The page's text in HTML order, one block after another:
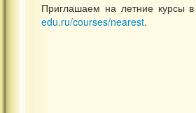
Приглашаем на летние курсы
edu.ru/courses/nearest.